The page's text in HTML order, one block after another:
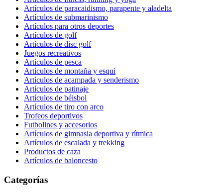
Artículos de paracaidismo, parapente y aladelta
Artículos de submarinismo
Artículos para otros deportes
Artículos de golf
Artículos de disc golf
Juegos recreativos
Artículos de pesca
Artículos de montaña y esquí
Artículos de acampada y senderismo
Artículos de patinaje
Artículos de béisbol
Artículos de tiro con arco
Trofeos deportivos
Futbolines y accesorios
Artículos de gimnasia deportiva y rítmica
Artículos de escalada y trekking
Productos de caza
Artículos de baloncesto
Categorías